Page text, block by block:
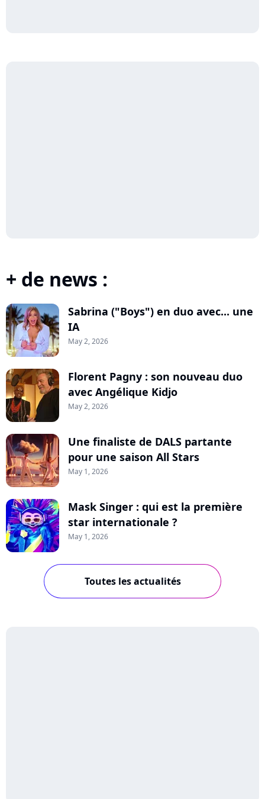
+ de news :
Sabrina ("Boys") en duo avec... une
IA
May 2, 2026
Florent Pagny : son nouveau duo
avec Angélique Kidjo
May 2, 2026
Une finaliste de DALS partante
pour une saison All Stars
May 1, 2026
Mask Singer : qui est la première
star internationale ?
May 1, 2026
Toutes les actualités